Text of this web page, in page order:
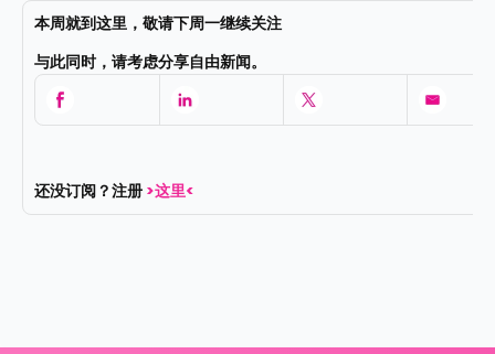
本周就到这里，敬请下周一继续关注
与此同时，请考虑分享自由新闻。
还没订阅？注册 >这里<